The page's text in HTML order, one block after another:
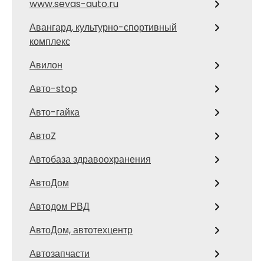
www.sevas-auto.ru
Авангард, культурно-спортивный
комплекс
Авилон
Авто-stop
Авто-гайка
АвтоZ
Автобаза здравоохранения
АвтоДом
Автодом РВД
АвтоДом, автотехцентр
Автозапчасти